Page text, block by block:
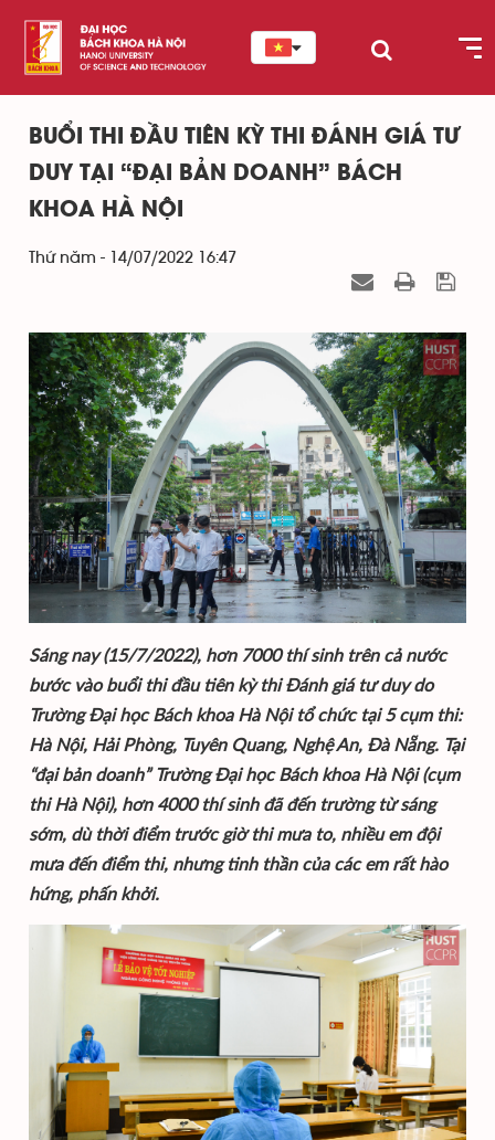
BUỔI THI ĐẦU TIÊN KỲ THI ĐÁNH GIÁ TƯ
DUY TẠI “ĐẠI BẢN DOANH” BÁCH
KHOA HÀ NỘI
Thứ năm - 14/07/2022 16:47
Sáng nay (15/7/2022), hơn 7000 thí sinh trên cả nước
bước vào buổi thi đầu tiên kỳ thi Đánh giá tư duy do
Trường Đại học Bách khoa Hà Nội tổ chức tại 5 cụm thi:
Hà Nội, Hải Phòng, Tuyên Quang, Nghệ An, Đà Nẵng. Tại
“đại bản doanh” Trường Đại học Bách khoa Hà Nội (cụm
thi Hà Nội), hơn 4000 thí sinh đã đến trường từ sáng
sớm, dù thời điểm trước giờ thi mưa to, nhiều em đội
mưa đến điểm thi, nhưng tinh thần của các em rất hào
hứng, phấn khởi.